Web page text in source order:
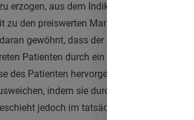
erzogen, aus dem Indikationsfeld der
den preiswerten Marktvarianten zählt.
gewöhnt, dass der Apotheker berechtigt
Patienten durch ein anderes
des Patienten hervorgeht. Ärzte können
indem sie durch ein Kreuz auf dem
jedoch im tatsächlichen Alltag